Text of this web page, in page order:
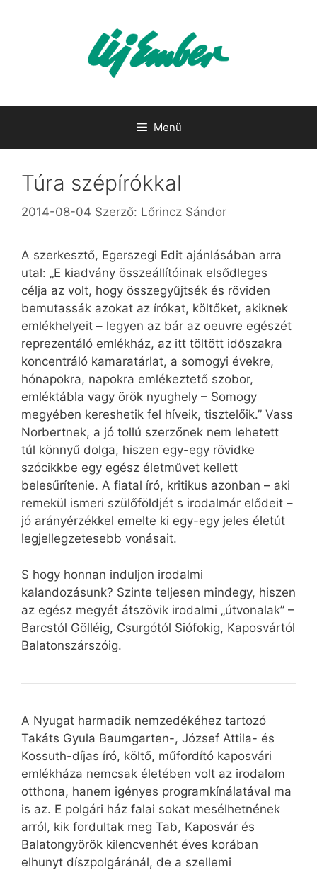
Menü
Túra szépírókkal
2014-08-04 Szerző: Lőrincz Sándor
A szerkesztő, Egerszegi Edit ajánlásában arra
utal: „E kiadvány összeállítóinak elsődleges
célja az volt, hogy összegyűjtsék és röviden
bemutassák azokat az írókat, költőket, akiknek
emlékhelyeit – legyen az bár az oeuvre egészét
reprezentáló emlékház, az itt töltött időszakra
koncentráló kamaratárlat, a somogyi évekre,
hónapokra, napokra emlékeztető szobor,
emléktábla vagy örök nyughely – Somogy
megyében kereshetik fel híveik, tisztelőik.” Vass
Norbertnek, a jó tollú szerzőnek nem lehetett
túl könnyű dolga, hiszen egy-egy rövidke
szócikkbe egy egész életművet kellett
belesűrítenie. A fiatal író, kritikus azonban – aki
remekül ismeri szülőföldjét s irodalmár elődeit –
jó arányérzékkel emelte ki egy-egy jeles életút
legjellegzetesebb vonásait.
S hogy honnan induljon irodalmi
kalandozásunk? Szinte teljesen mindegy, hiszen
az egész megyét átszövik irodalmi „útvonalak” –
Barcstól Gölléig, Csurgótól Siófokig, Kaposvártól
Balatonszárszóig.
A Nyugat harmadik nemzedékéhez tartozó
Takáts Gyula Baumgarten-, József Attila- és
Kossuth-díjas író, költő, műfordító kaposvári
emlékháza nemcsak életében volt az irodalom
otthona, hanem igényes programkínálatával ma
is az. E polgári ház falai sokat mesélhetnének
arról, kik fordultak meg Tab, Kaposvár és
Balatongyörök kilencvenhét éves korában
elhunyt díszpolgáránál, de a szellemi